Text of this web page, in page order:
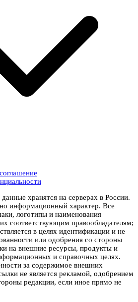
хранятся на серверах в России.
информационный характер. Все
логотипы и наименования
соответствующим правообладателям;
в целях идентификации и не
или одобрения со стороны
на внешние ресурсы, продукты и
и справочных целях.
за содержимое внешних
не является рекламой, одобрением
редакции, если иное прямо не